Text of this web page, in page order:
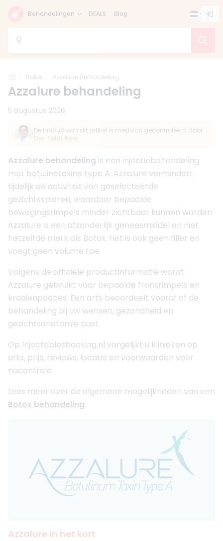
Behandelingen DEALS Blog
Home
Botox Azzalure Behandeling
Azzalure behandeling
5 augustus 2026
De inhoud van dit artikel is medisch gecontroleerd door:
Drs. Talat Kara
Azzalure behandeling is een injectiebehandeling
met botulinetoxine type A. Azzalure vermindert
tijdelijk de activiteit van geselecteerde
gezichtsspieren, waardoor bepaalde
bewegingsrimpels minder zichtbaar kunnen worden.
Azzalure is een afzonderlijk geneesmiddel en niet
hetzelfde merk als Botox. Het is ook geen filler en
voegt geen volume toe.
Volgens de officiële productinformatie wordt
Azzalure gebruikt voor bepaalde fronsrimpels en
kraaienpootjes. Een arts beoordeelt vooraf of de
behandeling bij uw wensen, gezondheid en
gezichtsanatomie past.
Op Injectablesbooking.nl vergelijkt u klinieken op
arts, prijs, reviews, locatie en voorwaarden voor
nacontrole.
Lees meer over de algemene mogelijkheden van een
Botox behandeling.
Azzalure in het kort